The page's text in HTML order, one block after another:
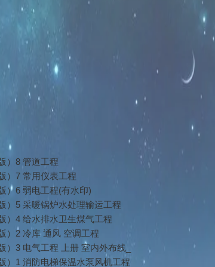
）8 管道工程
）7 常用仪表工程
）6 弱电工程(有水印)
）5 采暖锅炉水处理输运工程
）4 给水排水卫生煤气工程
）2 冷库 通风 空调工程
3 电气工程 上册 室内外布线_
）1 消防电梯保温水泵风机工程